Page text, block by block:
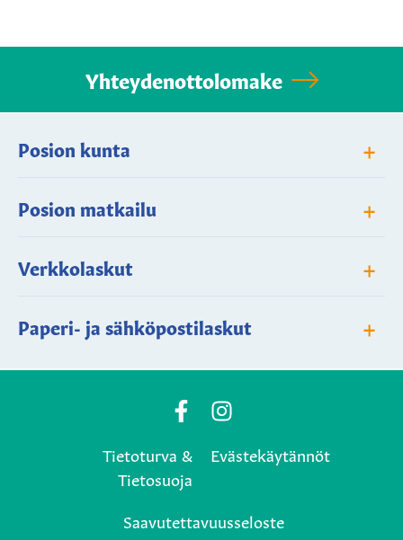
Yhteydenottolomake
Posion kunta +
Posion matkailu +
Verkkolaskut +
Paperi- ja sähköpostilaskut +
Posio
Facebook
page
Posio
Instagram
Tietoturva &
Tietosuoja
Evästekäytännöt
Saavutettavuusseloste